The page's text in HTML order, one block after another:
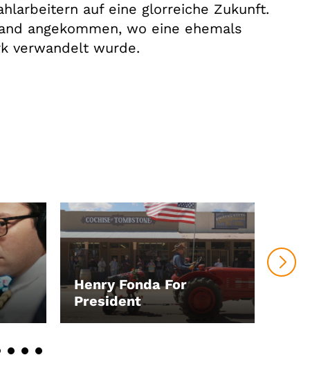
auf eine glorreiche Zukunft.
angekommen, wo eine ehemals
verwandelt wurde.
Henry Fonda For
President
LEIHEN